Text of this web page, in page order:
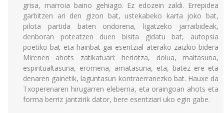
grisa, marroia baino gehiago. Ez edozein zaldi. Errepidea
garbitzen ari den gizon bat, ustekabeko karta joko bat,
pilota partida baten ondorena, ligatzeko jarraibideak,
denboran poteatzen duen bisita gidatu bat, autopsia
poetiko bat eta hainbat gai esentzial aterako zaizkio bidera
Mirenen ahots zatikatuari: heriotza, dolua, maitasuna,
espiritualtasuna, eromena, amatasuna, eta, batez ere eta
denaren gainetik, laguntasun kontraerranezko bat. Hauxe da
Txoperenaren hirugarren eleberria, eta oraingoan ahots eta
forma berriz jantzirik dator, bere esentziari uko egin gabe.